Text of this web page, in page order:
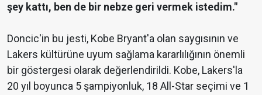
şey kattı, ben de bir nebze geri vermek istedim."
Doncic'in bu jesti, Kobe Bryant'a olan saygısının ve
Lakers kültürüne uyum sağlama kararlılığının önemli
bir göstergesi olarak değerlendirildi. Kobe, Lakers'la
20 yıl boyunca 5 şampiyonluk, 18 All-Star seçimi ve 1